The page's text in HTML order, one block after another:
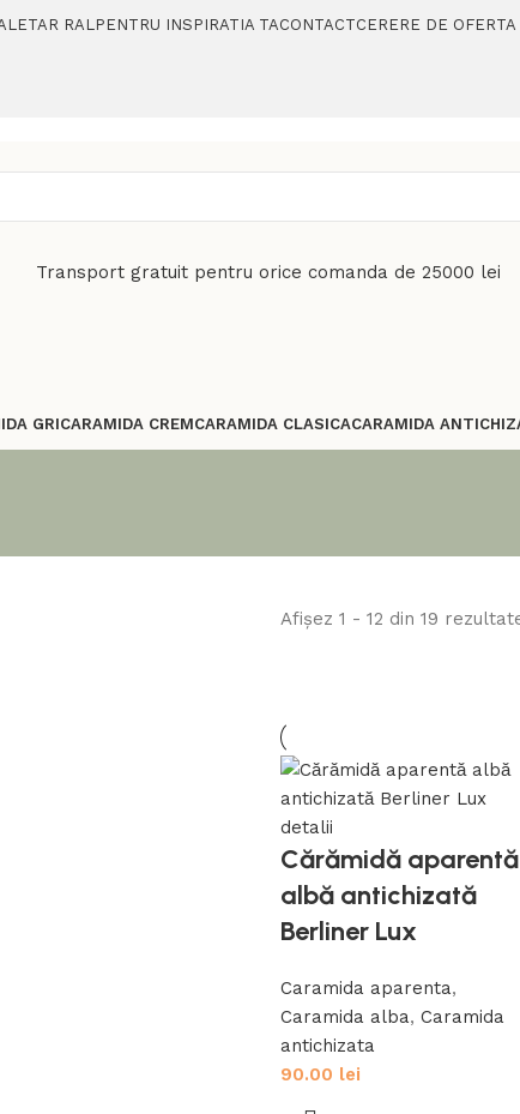
RALPENTRU INSPIRATIA TACONTACTCERERE DE OFERTA
Transport gratuit pentru orice comanda de 25000 lei
GRICARAMIDA CREMCARAMIDA CLASICACARAMIDA
si socluri
Afișez 1 - 12 din 19
Cărămidă aparentă
albă antichizată
Berliner Lux
Caramida aparenta,
Caramida alba, Caramida
antichizata
90.00 lei